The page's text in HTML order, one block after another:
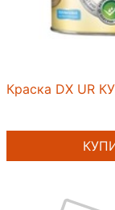
Краска DX UR